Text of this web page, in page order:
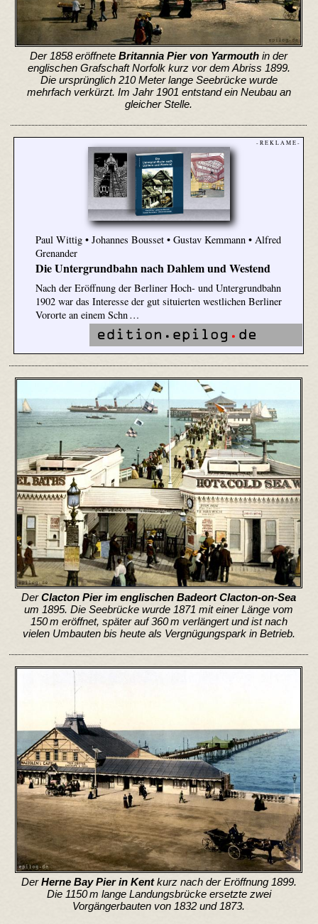
Der 1858 eröffnete Britannia Pier von Yarmouth in der
englischen Grafschaft Norfolk kurz vor dem Abriss 1899.
Die ursprünglich 210 Meter lange Seebrücke wurde
mehrfach verkürzt. Im Jahr 1901 entstand ein Neubau an
gleicher Stelle.
- R E K L A M E -
Paul Wittig • Johannes Bousset • Gustav Kemmann • Alfred
Grenander
Die Untergrundbahn nach Dahlem und Westend
Nach der Eröffnung der Berliner Hoch- und Untergrundbahn
1902 war das Interesse der gut situierten westlichen Berliner
Vororte an einem Schn …
DerClacton Pier im englischen Badeort Clacton-on-Sea
um 1895. Die Seebrücke wurde 1871 mit einer Länge vom
150 m eröffnet, später auf 360 m verlängert und ist nach
vielen Umbauten bis heute als Vergnügungspark in Betrieb.
DerHerne Bay Pier in Kentkurz nach der Eröffnung 1899.
Die 1150 m lange Landungsbrücke ersetzte zwei
Vorgängerbauten von 1832 und 1873.